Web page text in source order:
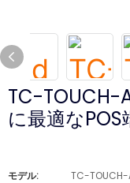
TC-TOUCH-
に最適なPOS
モデル:
TC-TOUCH-